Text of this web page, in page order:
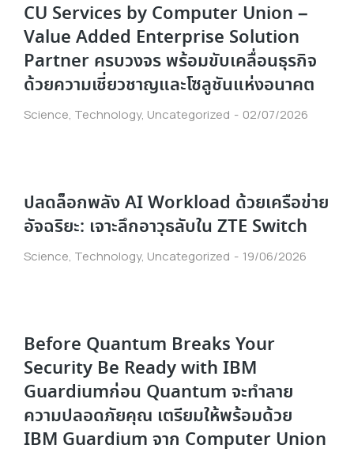
CU Services by Computer Union –
Value Added Enterprise Solution
Partner ครบวงจร พร้อมขับเคลื่อนธุรกิจ
ด้วยความเชี่ยวชาญและโซลูชันแห่งอนาคต
Science, Technology, Uncategorized 02/07/2026
ปลดล็อกพลัง AI Workload ด้วยเครือข่าย
อัจฉริยะ: เจาะลึกอาวุธลับใน ZTE Switch
Science, Technology, Uncategorized 19/06/2026
Before Quantum Breaks Your
Security Be Ready with IBM
Guardiumก่อน Quantum จะทำลาย
ความปลอดภัยคุณ เตรียมให้พร้อมด้วย
IBM Guardium จาก Computer Union